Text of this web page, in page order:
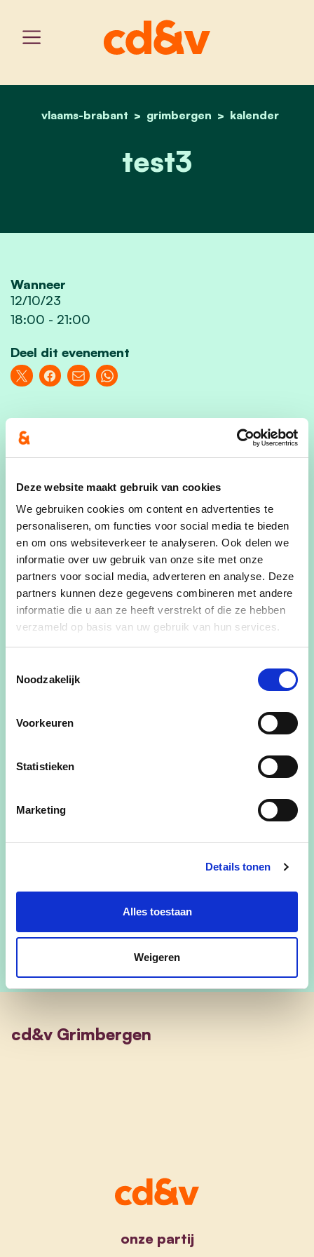
Deze website maakt gebruik van cookies
We gebruiken cookies om content en advertenties te
personaliseren, om functies voor social media te bieden
en om ons websiteverkeer te analyseren. Ook delen we
informatie over uw gebruik van onze site met onze
partners voor social media, adverteren en analyse. Deze
partners kunnen deze gegevens combineren met andere
informatie die u aan ze heeft verstrekt of die ze hebben
verzameld op basis van uw gebruik van hun services.
Noodzakelijk
Voorkeuren
Statistieken
Marketing
Details tonen
Alles toestaan
Weigeren
home
vlaams-brabant grimbergen kalender
test3
test3
Wanneer
12/10/23
18:00 - 21:00
Deel dit evenement
Achternaam
E-mailadres
Ja, cd&v mag me contacteren voor zaken aangaande dit
Ja, ik aanvaard de privacyvoorwaarden
Hoeveel personen naast jezelf neem je nog mee?
cd&v Grimbergen
onze partij